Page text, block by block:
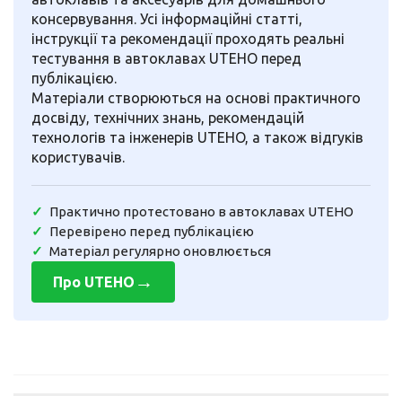
консервування. Усі інформаційні статті,
інструкції та рекомендації проходять реальні
тестування в автоклавах UTEHO перед
публікацією.
Матеріали створюються на основі практичного
досвіду, технічних знань, рекомендацій
технологів та інженерів UTEHO, а також відгуків
користувачів.
Практично протестовано в автоклавах UTEHO
Перевірено перед публікацією
Матеріал регулярно оновлюється
Про UTEHO →